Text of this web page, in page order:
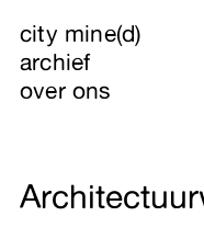
city mine(d)
archief
over ons